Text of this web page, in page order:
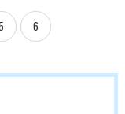
き続き、空調設備工
・協力業者様…
6